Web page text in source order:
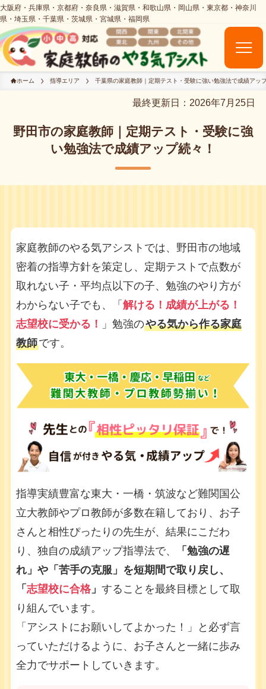
ホーム 指導エリア 千葉県の家庭教師｜定期テスト・受験に強い勉強法で成績アッ
最終更新日：2026年7月25日
野田市の家庭教師｜定期テスト・受験に強
い勉強法で成績アップ続々！
家庭教師のやる気アシストでは、野田市の地域
密着の指導方針を策定し、定期テストで点数が
取れない子・平均点以下の子、勉強のやり方が
わからない子でも、「 解ける！成績が上がる！
志望校に受かる！
」勉強のやる気から作る家庭
教師です。
指導実績豊富な東大・一橋・筑波など難関国公
立大教師やプロ教師が多数在籍しており、お子
さんと相性ぴったりの先生が、結果にこだわ
り、独自の成績アップ指導法で、
「勉強の遅
れ」や「苦手の克服」を短期間で取り戻し、
「 志望校に合格」 することを最終目標として取
り組んでいます。
「アシストにお願いしてよかった！」と必ず言
っていただけるように、お子さんと一緒に歩み
全力でサポートしていきます。